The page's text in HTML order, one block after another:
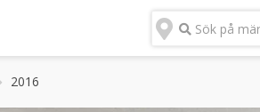
Sök på
2016